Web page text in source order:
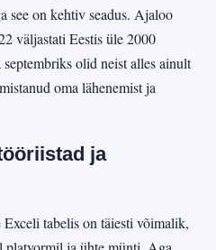
see on kehtiv seadus. Ajaloo
väljastati Eestis üle 2000
olid neist alles ainult
oma lähenemist ja
ja
tabelis on täiesti võimalik,